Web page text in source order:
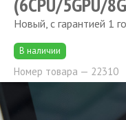
Новый, с гарантией 1
В наличии
Номер товара — 22310